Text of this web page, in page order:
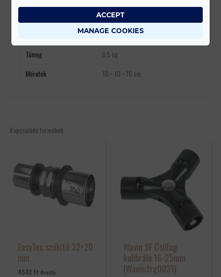
További információk
Tömeg
0,5 kg
Méretek
10 × 10 × 10 cm
Kapcsolódó termékek
EasyTec szűkítő 32×20
mm
4532 Ft Bruttó
Wavin SF Csillag
kalibráló 16-25mm
(Wavin:frg0031)
MANAGE COOKIES
ACCEPT